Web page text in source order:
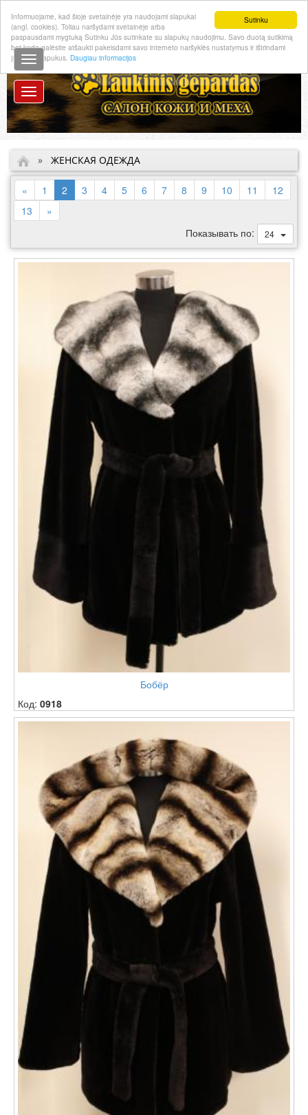
Sutinku
Informuojame, kad šioje svetainėje yra naudojami slapukai
(angl. cookies). Toliau naršydami svetainėje arba
paspausdami mygtuką Sutinku Jūs sutinkate su slapukų naudojimu. Savo duotą sutikimą
bet kada galėsite atšaukti pakeisdami savo interneto naršyklės nustatymus ir ištrindami
įrašytus slapukus. Daugiau informacijos LT EN RU
»ЖЕНСКАЯ ОДЕЖДА
« 1 2 (current)
3 4 5 6 7 8 9 10 11
12
13
»
Показывать по:
24
Бобёр
Код: 0918